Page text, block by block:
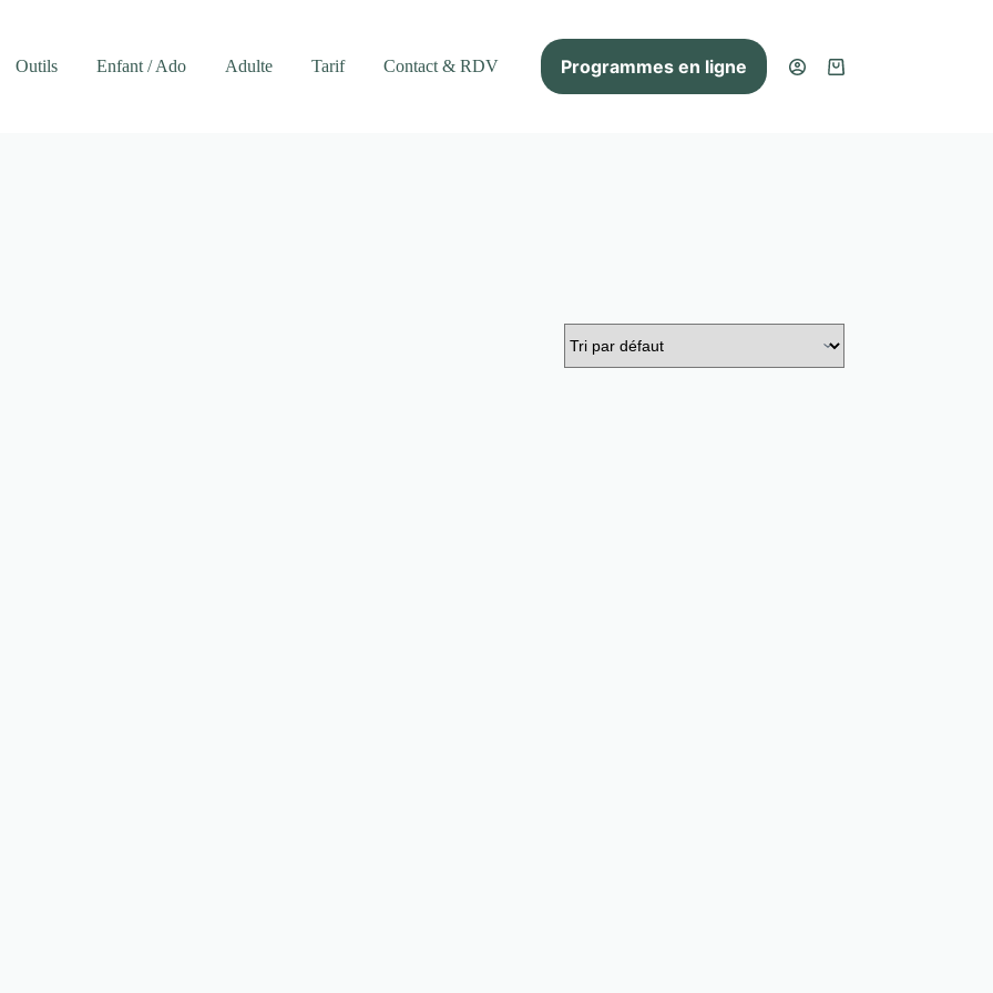
Outils Enfant / Ado Adulte Tarif Contact & RDV Programmes en ligne
Panier